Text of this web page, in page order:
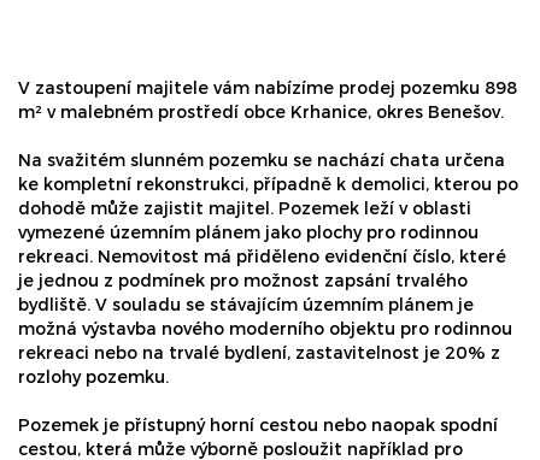
V zastoupení majitele vám nabízíme prodej pozemku 898
m² v malebném prostředí obce Krhanice, okres Benešov.
Na svažitém slunném pozemku se nachází chata určena
ke kompletní rekonstrukci, případně k demolici, kterou po
dohodě může zajistit majitel. Pozemek leží v oblasti
vymezené územním plánem jako plochy pro rodinnou
rekreaci. Nemovitost má přiděleno evidenční číslo, které
je jednou z podmínek pro možnost zapsání trvalého
bydliště. V souladu se stávajícím územním plánem je
možná výstavba nového moderního objektu pro rodinnou
rekreaci nebo na trvalé bydlení, zastavitelnost je 20% z
rozlohy pozemku.
Pozemek je přístupný horní cestou nebo naopak spodní
cestou, která může výborně posloužit například pro